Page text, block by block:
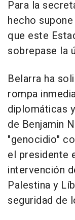
Para la
hecho
que este
sobrepase la
Belarra ha
rompa
diplomáticas
de Benjamin
"genocidio"
el presidente
intervención
Palestina y
seguridad de